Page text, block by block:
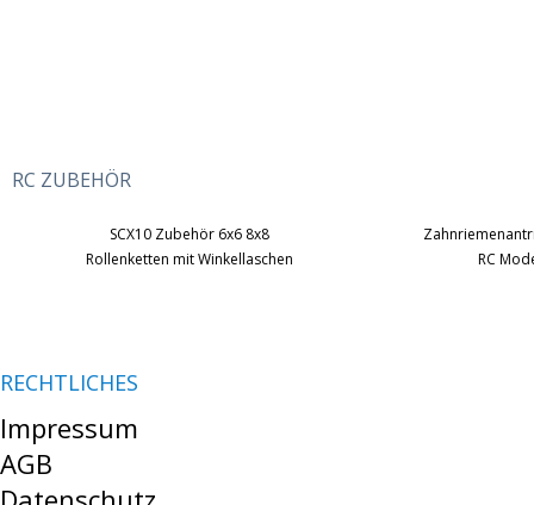
RC ZUBEHÖR
SCX10 Zubehör 6x6 8x8
Rollenketten mit Winkellaschen
RC
RECHTLICHES
Impressum
AGB